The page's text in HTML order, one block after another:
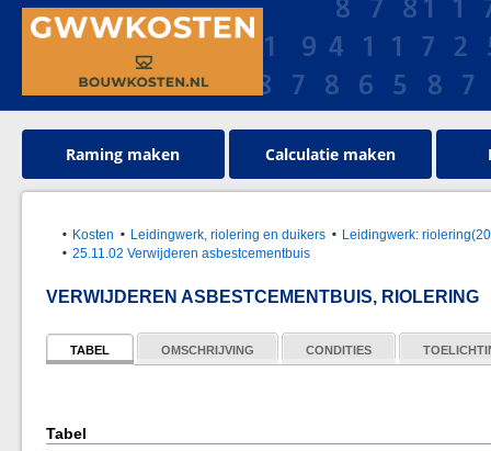
Raming maken Calculatie maken
Kosten Leidingwerk, riolering en duikers
Leidingwerk:
25.11.02 Verwijderen asbestcementbuis
VERWIJDEREN ASBESTCEMENTBUIS, RIOLERING
TABEL OMSCHRIJVING CONDITIES
Tabel